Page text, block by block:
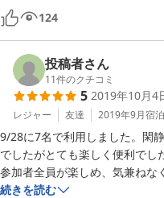
124
投稿者さん
11件のクチコミ
5 2019年10月4
レジャー 友達 2019年9月宿泊
9/28に7名で利用しました。閑
でしたがとても楽しく便利でし
参加者全員が楽しめ、気兼ねな
す。
続きを読む